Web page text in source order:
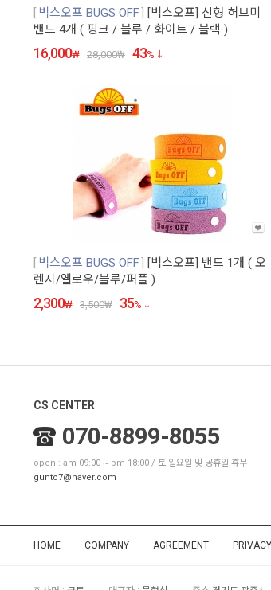
벅스오프 BUGS OFF
[벅스오프] 신형 허브미
밴드 4개 ( 핑크 / 블루 / 화이트 / 블랙 )
16,000₩ 28,000₩ 43%
벅스오프 BUGS OFF
[벅스오프] 밴드 1개 ( 오
렌지/옐로우/블루/퍼플 )
2,300₩ 3,500₩ 35%
CS CENTER
070-8899-8055
open : am 09:00 ~ pm 18:00 / 토,일요일 및 공휴일 휴무
gunto7@naver.com
HOME COMPANY AGREEMENT